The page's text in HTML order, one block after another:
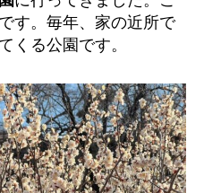
す。毎年、家の近所で
くる公園です。